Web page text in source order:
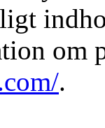
om
.